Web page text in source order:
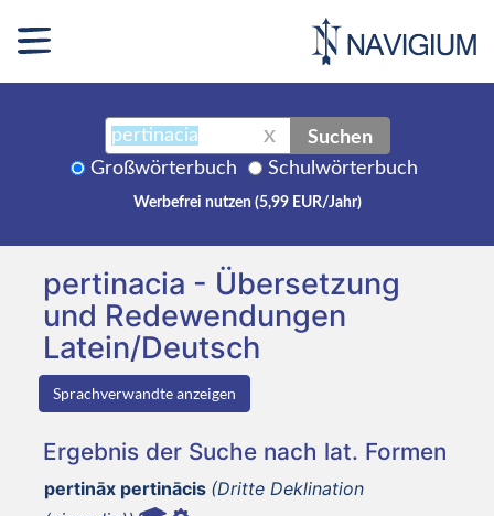
X Suchen
Großwörterbuch Schulwörterbuch
Werbefrei nutzen (5,99 EUR/Jahr)
pertinacia - Übersetzung
und Redewendungen
Latein/Deutsch
Sprachverwandte anzeigen
Ergebnis der Suche nach lat. Formen
pertināx pertinācis (Dritte Deklination